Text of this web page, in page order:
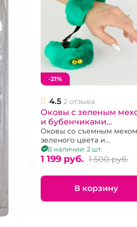
-21%
4.5 2 отзыва
Оковы с зеленым
и бубенчиками
Новогодние "Sitabella"
Оковы со съемным мехом
зеленого цвета и
бубенчиками
В наличии: 2 шт.
1 199 pуб. 1 500 pуб.
В корзину